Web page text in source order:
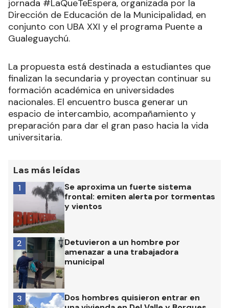
jornada #LaQueTeEspera, organizada por la
Dirección de Educación de la Municipalidad, en
conjunto con UBA XXI y el programa Puente a
Gualeguaychú.
La propuesta está destinada a estudiantes que
finalizan la secundaria y proyectan continuar su
formación académica en universidades
nacionales. El encuentro busca generar un
espacio de intercambio, acompañamiento y
preparación para dar el gran paso hacia la vida
universitaria.
Las más leídas
Se aproxima un fuerte sistema
frontal: emiten alerta por tormentas
y vientos
1
Detuvieron a un hombre por
amenazar a una trabajadora
municipal
2
Dos hombres quisieron entrar en
3